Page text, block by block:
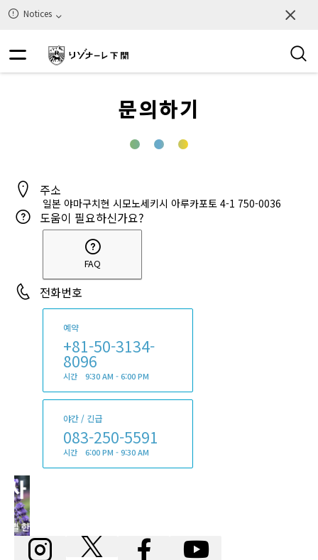
Notices
문의하기
주소
일본 야마구치현 시모노세키시 아루카포토 4-1 750-0036
도움이 필요하신가요?
FAQ
전화번호
예약
+81-50-3134-
8096
시간 9:30 AM - 6:00 PM
야간 / 긴급
083-250-5591
시간 6:00 PM - 9:30 AM